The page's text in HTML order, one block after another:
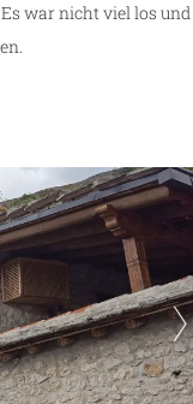
war nicht viel los und